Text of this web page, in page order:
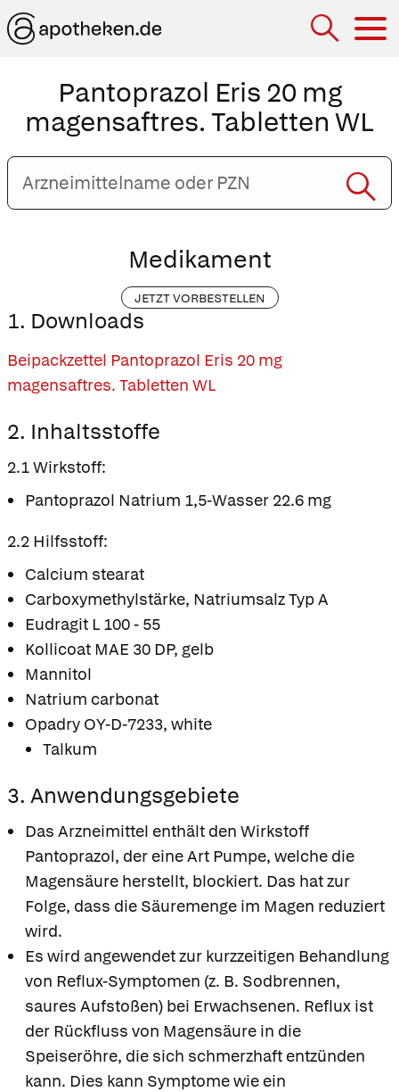
Pantoprazol Eris 20 mg
magensaftres. Tabletten WL
Arzneimittelname
oder
PZN
Medikament
JETZT VORBESTELLEN
1. Downloads
Beipackzettel Pantoprazol Eris 20 mg
magensaftres. Tabletten WL
2. Inhaltsstoffe
2.1 Wirkstoff:
Pantoprazol Natrium 1,5-Wasser 22.6 mg
2.2 Hilfsstoff:
Calcium stearat
Carboxymethylstärke, Natriumsalz Typ A
Eudragit L 100 - 55
Kollicoat MAE 30 DP, gelb
Mannitol
Natrium carbonat
Opadry OY-D-7233, white
Talkum
3. Anwendungsgebiete
Das Arzneimittel enthält den Wirkstoff
Pantoprazol, der eine Art Pumpe, welche die
Magensäure herstellt, blockiert. Das hat zur
Folge, dass die Säuremenge im Magen reduziert
wird.
Es wird angewendet zur kurzzeitigen Behandlung
von Reflux-Symptomen (z. B. Sodbrennen,
saures Aufstoßen) bei Erwachsenen. Reflux ist
der Rückfluss von Magensäure in die
Speiseröhre, die sich schmerzhaft entzünden
kann. Dies kann Symptome wie ein